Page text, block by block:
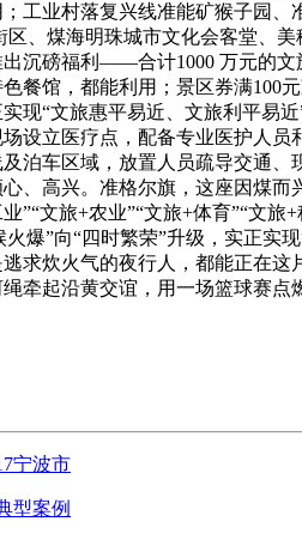
工业村落复兴线准能矿猴子园
、煤海明珠城市文化会客堂、
沉磅福利——合计1000 万元的文
餐馆，都能利用；景区券满100
现“文旅惠平易近、文旅利平易
设立医疗点，配备专业医护人
泊车区域，放置人员疏导交通
、高兴。准格尔旗，这座因煤
”“文旅+农业”“文旅+体育”“文
爆”向“四时繁荣”升级，实正
求炊火气的夜行人，都能正在
牵起沿黄交谊，用一场篮球赛
宁波市
型案例